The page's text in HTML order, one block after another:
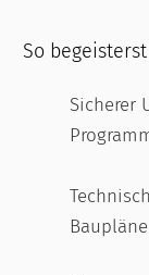
So
Sicherer